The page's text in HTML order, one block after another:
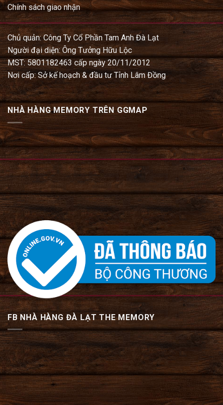
Chính sách giao nhận
Chủ quản: Công Ty Cổ Phần Tam Anh Đà Lạt
Người đại diện: Ông Tưởng Hữu Lộc
MST: 5801182463 cấp ngày 20/11/2012
Nơi cấp: Sở kế hoạch & đầu tư Tỉnh Lâm Đồng
NHÀ HÀNG MEMORY TRÊN GGMAP
FB NHÀ HÀNG ĐÀ LẠT THE MEMORY